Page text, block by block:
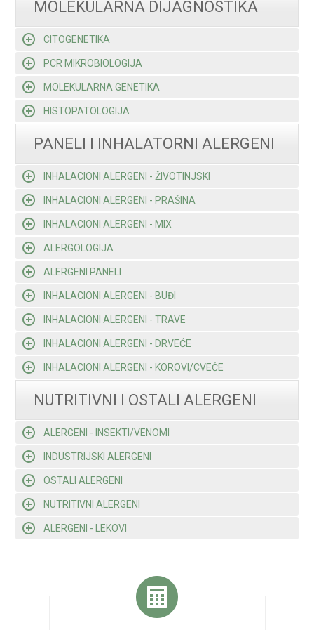
MOLEKULARNA DIJAGNOSTIKA
CITOGENETIKA
PCR MIKROBIOLOGIJA
MOLEKULARNA GENETIKA
HISTOPATOLOGIJA
PANELI I INHALATORNI ALERGENI
INHALACIONI ALERGENI - ŽIVOTINJSKI
INHALACIONI ALERGENI - PRAŠINA
INHALACIONI ALERGENI - MIX
ALERGOLOGIJA
ALERGENI PANELI
INHALACIONI ALERGENI - BUĐI
INHALACIONI ALERGENI - TRAVE
INHALACIONI ALERGENI - DRVEĆE
INHALACIONI ALERGENI - KOROVI/CVEĆE
NUTRITIVNI I OSTALI ALERGENI
ALERGENI - INSEKTI/VENOMI
INDUSTRIJSKI ALERGENI
OSTALI ALERGENI
NUTRITIVNI ALERGENI
ALERGENI - LEKOVI